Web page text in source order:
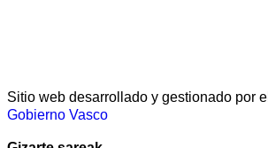
Sitio web desarrollado y gestionado por el
Gobierno Vasco